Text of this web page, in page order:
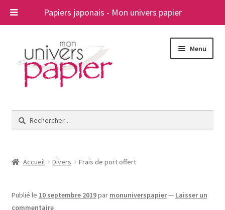
Papiers japonais - Mon univers papier
navigation
contenu
Menu
le
A propos
Rechercher :
Accueil Divers Frais de port offert
Publié le 10 septembre 2019par monuniverspapier— Laisser un
commentaire